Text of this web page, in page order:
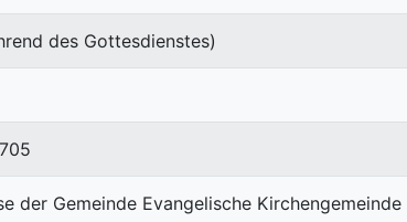
des Gottesdienstes)